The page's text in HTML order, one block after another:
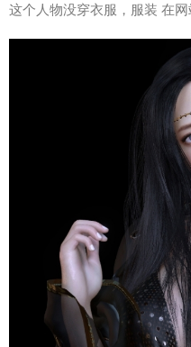
这个人物没穿衣服，服装 在